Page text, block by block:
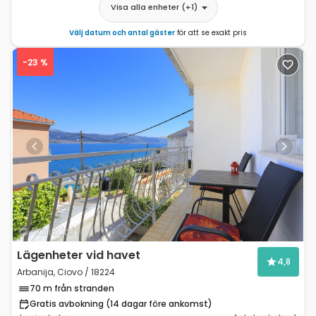
Visa alla enheter(+1)
Välj datum och antal gäster för att se exakt pris
Previous Next
-23 %
Lägenheter vid havet
Arbanija, Ciovo / 18224
4,8
70 m från stranden
Gratis avbokning (14 dagar före ankomst)